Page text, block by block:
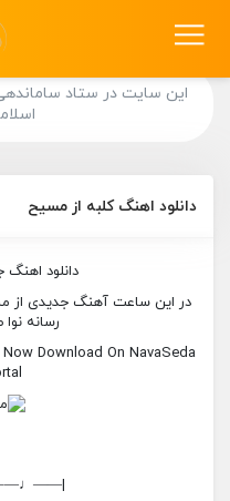
این سایت در ستاد
دانلود اهنگ کلبه از مسیح
دانلود اهنگ
در این ساعت آهنگ جدیدی از
رسانه
Download On NavaSeda